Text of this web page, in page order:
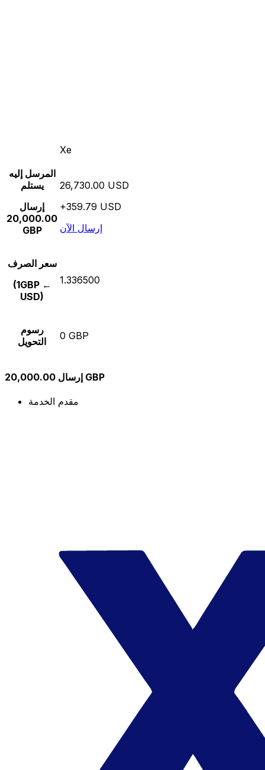
Xe
المرسل إليه
يستلم
إرسال
20,000.00
GBP
26,730.00 USD
+359.79 USD
إرسال الآن
سعر الصرف
(1GBP ←
USD)
1.336500
رسوم
التحويل
0 GBP
إرسال 20,000.00 GBP
مقدم الخدمة